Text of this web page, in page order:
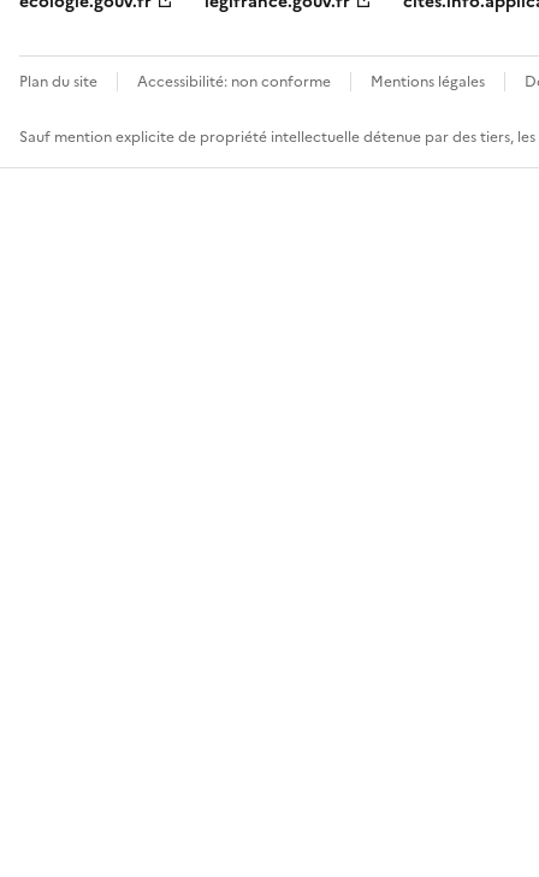
Plan du site Accessibilité: non conforme Mentions légales
Sauf mention explicite de propriété intellectuelle détenue par des tiers,